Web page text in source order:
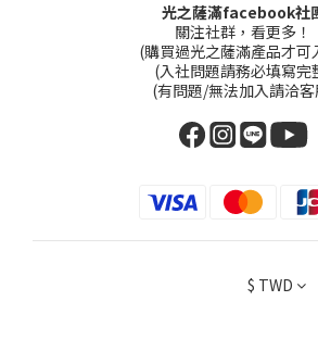
光之薩滿facebook社
關注社群，看更多！
(購買過光之薩滿產品才可
(入社問題請務必填寫完
(有問題/無法加入請洽客
$ TWD